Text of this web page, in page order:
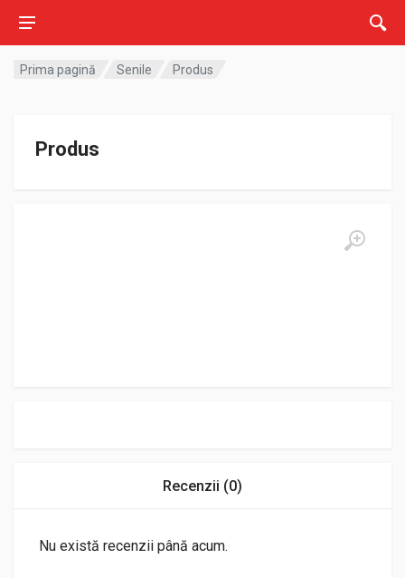
Prima pagină Senile Produs
Produs
Recenzii (0)
Nu există recenzii până acum.